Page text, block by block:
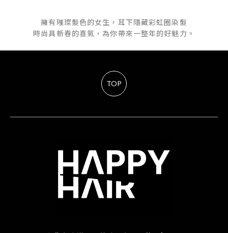
擁有璀璨髮色的女生，耳下隱藏彩虹圈染髮
時尚具新春的喜氣，為你帶來一整年的好魅力。
TOP